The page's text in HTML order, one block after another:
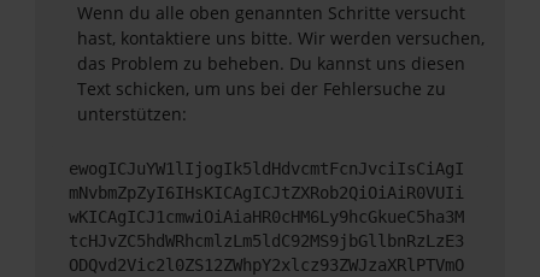
Wenn du alle oben genannten Schritte versucht
hast, kontaktiere uns bitte. Wir werden versuchen,
das Problem zu beheben. Du kannst uns diesen
Text schicken, um uns bei der Fehlersuche zu
unterstützen:
ewogICJuYW1lIjogIk5ldHdvcmtFcnJvciIsCiAgI
mNvbmZpZyI6IHsKICAgICJtZXRob2QiOiAiR0VUIi
wKICAgICJ1cmwiOiAiaHR0cHM6Ly9hcGkueC5ha3M
tcHJvZC5hdWRhcmlzLm5ldC92MS9jbGllbnRzLzE3
ODQvd2Vic2l0ZS12ZWhpY2xlcz93ZWJzaXRlPTVmO